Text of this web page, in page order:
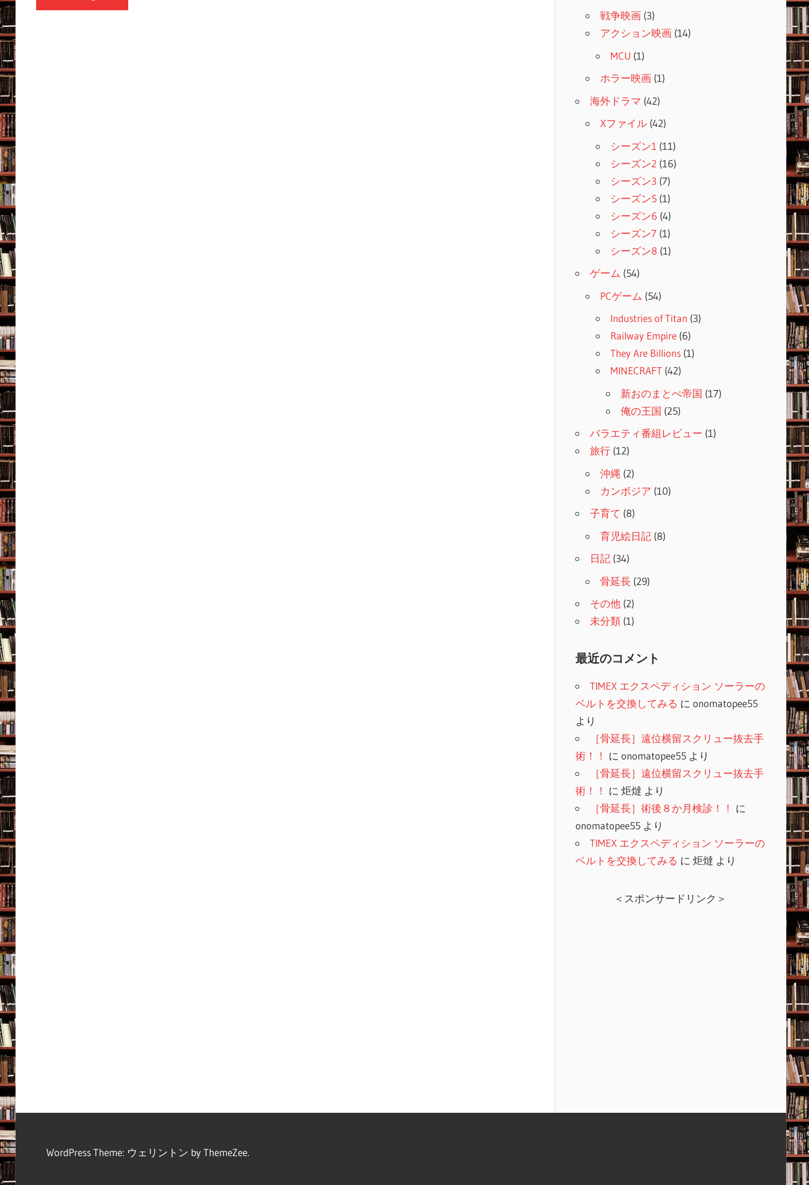
戦争映画(3)
アクション映画(14)
MCU (1)
ホラー映画(1)
海外ドラマ (42)
Xファイル(42)
シーズン1 (11)
シーズン2 (16)
シーズン3 (7)
シーズン5(1)
シーズン6 (4)
シーズン7 (1)
シーズン8 (1)
ゲーム (54)
PCゲーム (54)
Industries of Titan (3)
Railway Empire(6)
They Are Billions(1)
MINECRAFT(42)
新おのまとぺ帝国 (17)
俺の王国 (25)
バラエティ番組レビュー (1)
旅行(12)
沖縄 (2)
カンボジア (10)
子育て (8)
育児絵日記(8)
日記(34)
骨延長(29)
その他(2)
未分類(1)
最近のコメント
TIMEX エクスペディション ソーラーの
ベルトを交換してみる に onomatopee55
より
［骨延長］遠位横留スクリュー抜去手
術！！ に onomatopee55より
［骨延長］遠位横留スクリュー抜去手
術！！ に 炬燵 より
［骨延長］術後８か月検診！！ に
onomatopee55より
TIMEX エクスペディション ソーラーの
ベルトを交換してみる に 炬燵 より
＜スポンサードリンク＞
WordPress Theme: ウェリントン by ThemeZee.